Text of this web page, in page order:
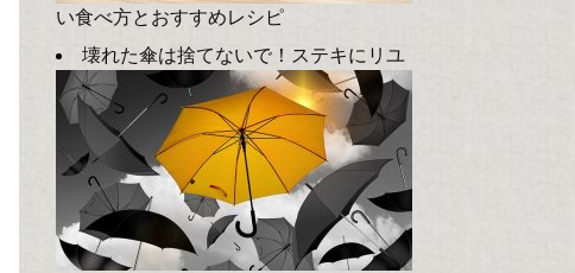
い食べ方とおすすめレシピ
壊れた傘は捨てないで！ステキにリユ